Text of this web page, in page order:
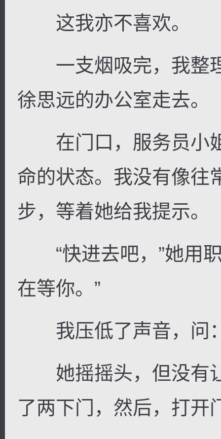
这我亦不喜欢。
一支烟吸完，我整
徐思远的办公室走去。
在门口，服务员小
命的状态。我没有像往
步，等着她给我提示。
“快进去吧，”她用职
在等你。”
我压低了声音，问：
她摇摇头，但没有
了两下门，然后，打开